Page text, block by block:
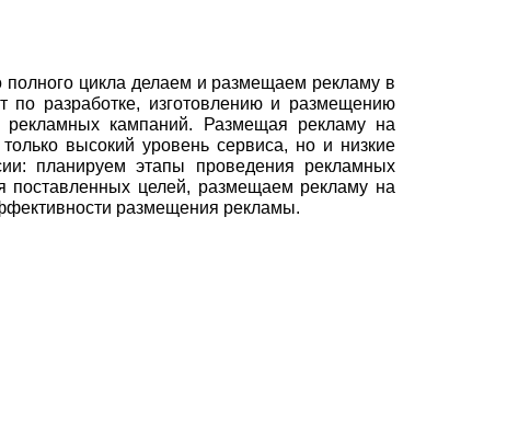
цикла делаем и размещаем рекламу в
разработке, изготовлению и размещению
кампаний. Размещая рекламу на
высокий уровень сервиса, но и низкие
планируем этапы проведения рекламных
поставленных целей, размещаем рекламу на
размещения рекламы.